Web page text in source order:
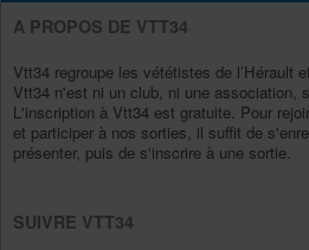
A PROPOS DE VTT34
Vtt34 regroupe les vététistes de l’Hérault
Vtt34 n'est ni un club, ni une association,
L'inscription à Vtt34 est gratuite. Pour
et participer à nos sorties, il suffit de
présenter, puis de s'inscrire à une sortie.
SUIVRE VTT34